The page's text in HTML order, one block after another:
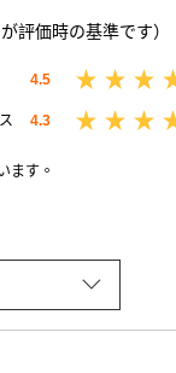
評価時の基準です）
4.5
4.3
ます。